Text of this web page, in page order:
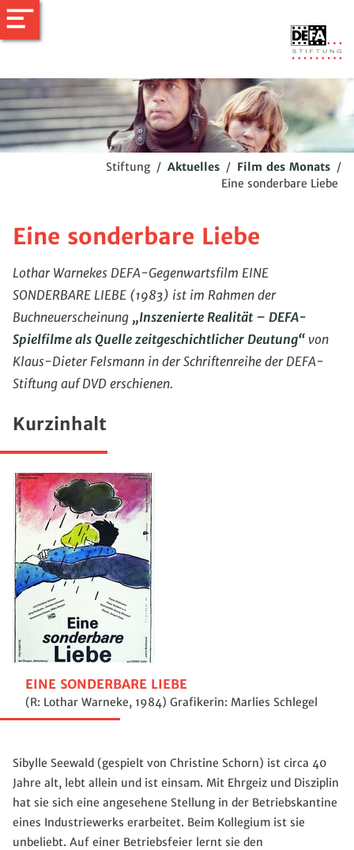
Stiftung / Aktuelles / Film des Monats /
Eine sonderbare Liebe
Eine sonderbare Liebe
Lothar Warnekes DEFA-Gegenwartsfilm EINE
SONDERBARE LIEBE (1983) ist im Rahmen der
Buchneuerscheinung „Inszenierte Realität – DEFA-
Spielfilme als Quelle zeitgeschichtlicher Deutung“von
Klaus-Dieter Felsmann in der Schriftenreihe der DEFA-
Stiftung auf DVD erschienen.
Kurzinhalt
EINE SONDERBARE LIEBE
(R: Lothar Warneke, 1984) Grafikerin: Marlies Schlegel
Sibylle Seewald (gespielt von Christine Schorn) ist circa 40
Jahre alt, lebt allein und ist einsam. Mit Ehrgeiz und Disziplin
hat sie sich eine angesehene Stellung in der Betriebskantine
eines Industriewerks erarbeitet. Beim Kollegium ist sie
unbeliebt. Auf einer Betriebsfeier lernt sie den